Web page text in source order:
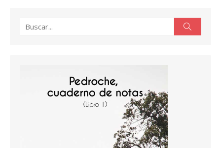
Buscar: